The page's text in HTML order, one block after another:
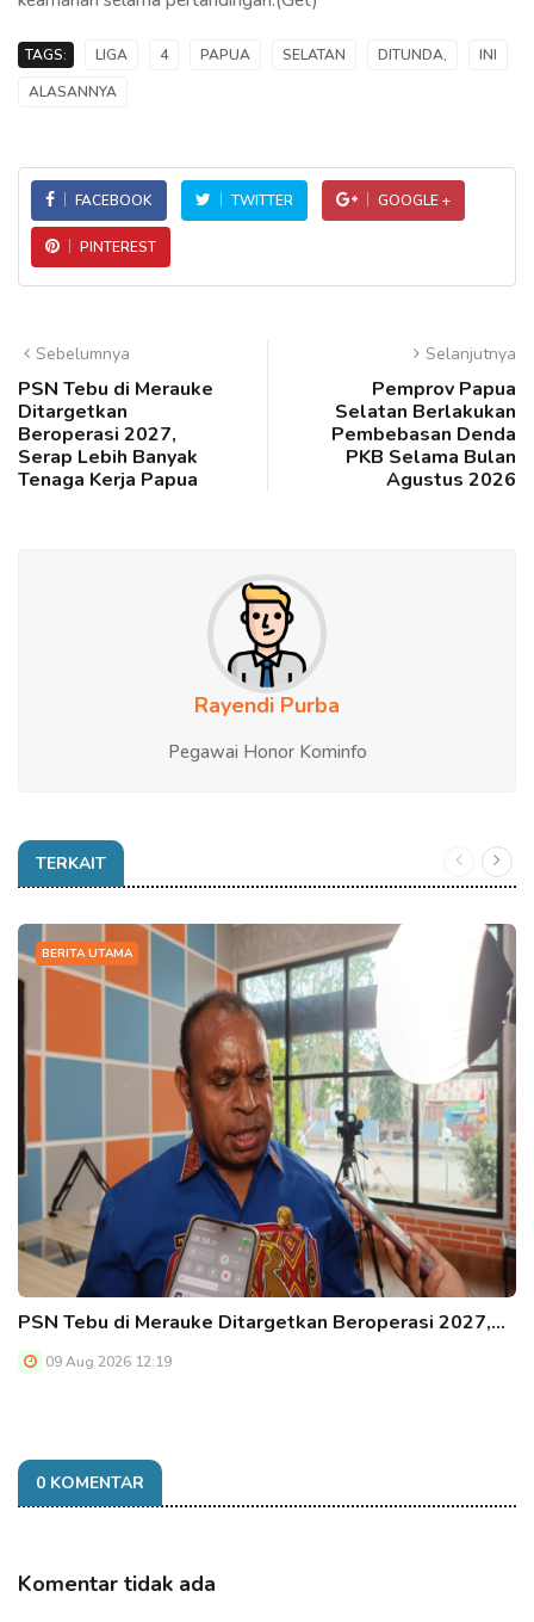
TAGS: LIGA 4 PAPUA SELATAN DITUNDA,
INI
ALASANNYA
FACEBOOK TWITTER GOOGLE +
PINTEREST
Sebelumnya
PSN Tebu di Merauke
Ditargetkan
Beroperasi 2027,
Serap Lebih Banyak
Tenaga Kerja Papua
Selanjutnya
Pemprov Papua
Selatan Berlakukan
Pembebasan Denda
PKB Selama Bulan
Agustus 2026
Rayendi Purba
Pegawai Honor Kominfo
TERKAIT
BERITA UTAMA
PSN Tebu di Merauke Ditargetkan Beroperasi 2027,…
09 Aug 2026 12:19
0 KOMENTAR
Komentar tidak ada